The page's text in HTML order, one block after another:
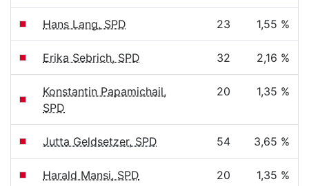
Hans Lang, SPD 23 1,55 %
Erika Sebrich, SPD 32 2,16 %
Konstantin Papamichail,
SPD
20 1,35 %
Jutta Geldsetzer, SPD 54 3,65 %
Harald Mansi, SPD 20 1,35 %